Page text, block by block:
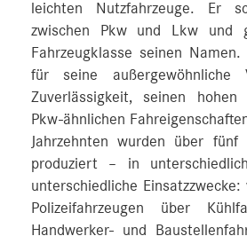
leichten Nutzfahrzeuge. Er
zwischen Pkw und Lkw und
Fahrzeugklasse seinen
für seine außergewöhnliche
Zuverlässigkeit, seinen
Pkw-ähnlichen
Jahrzehnten wurden über
produziert – in
unterschiedliche
Polizeifahrzeugen über
Handwerker- und